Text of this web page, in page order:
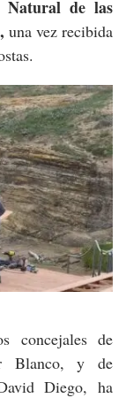
Natural de las
una vez recibida
concejales de
Blanco, y de
Diego, ha